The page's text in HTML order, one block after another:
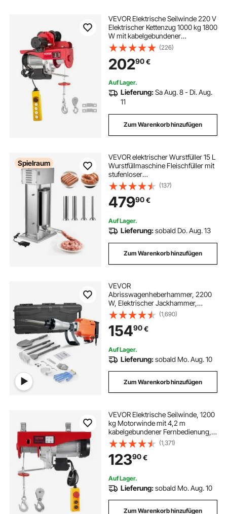
VEVOR Elektrische Seilwinde 220 V
Elektrischer Kettenzug 1000 kg 1800
W mit kabelgebundener
Fernbedienung 1,4 m Elektrische
Winde für Werkstatt, Garage, Lager,
Industrie, Heben schwerer Lasten
(226)
20290€
Auf Lager.
Lieferung:Sa Aug. 8 - Di. Aug.
11
Zum Warenkorb hinzufügen
Spielraum
VEVOR elektrischer Wurstfüller 15 L
Wurstfüllmaschine Fleischfüller mit
stufenloser
Geschwindigkeitsregelung & Pedal,
Hochleistungsfüller aus Edelstahl
mit 4 Wurstfüllrohren, Fleischfüllen
(137)
47990€
Auf Lager.
Lieferung:sobald Do. Aug. 13
Zum Warenkorb hinzufügen
VEVOR
Abrisswagenheberhammer, 2200
W, Elektrischer Jackhammer,
Strapazierfähig, 1400 BPM
Betonbrecher 4 Stück Meißel Bit,
Handschuhe
(1,690)
15490€
Auf Lager.
Lieferung:sobald Mo. Aug. 10
Zum Warenkorb hinzufügen
VEVOR Elektrische Seilwinde, 1200
kg Motorwinde mit 4,2 m
kabelgebundener Fernbedienung,
12 m Hubhöhe mit Einzelkabel,
Einzel-/Doppelschlingen, Not-Aus,
Hebezeug für Garage, Lager, Fabrik
(1,371)
12390€
Auf Lager.
Lieferung:sobald Mo. Aug. 10
Zum Warenkorb hinzufügen